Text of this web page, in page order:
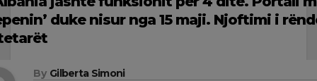
duke nisur nga 15 maji. Njoftimi i
By Gilberta Simoni